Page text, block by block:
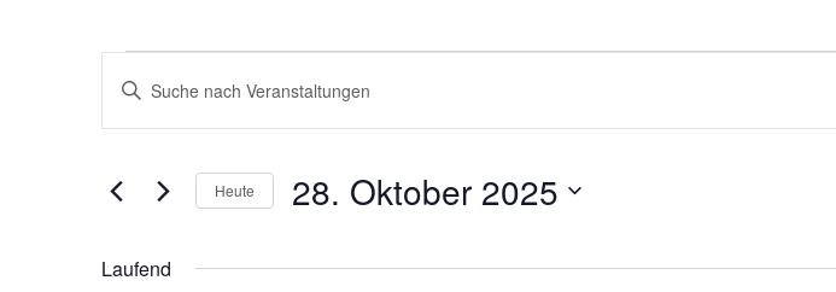
VERANSTALTUNGEN
SUCHE
UND
ANSICHTEN,
Bitte
Schlüsselwort
Suche
Veranstaltungen
Schlüsselwort.Heute 28. Oktober 2025
Laufend